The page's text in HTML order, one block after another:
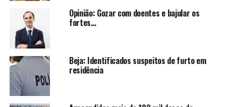
Opinião: Gozar com doentes e bajular os
fortes…
Beja: Identificados suspeitos de furto em
residência